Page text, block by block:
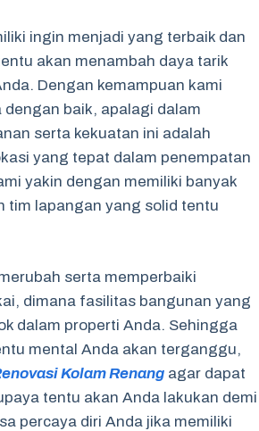
ingin menjadi yang terbaik dan
akan menambah daya tarik
Dengan kemampuan kami
baik, apalagi dalam
serta kekuatan ini adalah
yang tepat dalam penempatan
yakin dengan memiliki banyak
tim lapangan yang solid tentu
serta memperbaiki
dimana fasilitas bangunan yang
dalam properti Anda. Sehingga
mental Anda akan terganggu,
Kolam Renang agar dapat
tentu akan Anda lakukan demi
percaya diri Anda jika memiliki